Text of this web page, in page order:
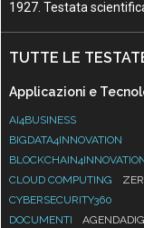
1927. Testata
TUTTE LE
Applicazioni e
AI4BUSINESS
BIGDATA4INNOVATION
CLOUD COMPUTING
CYBERSECURITY360
DOCUMENTI